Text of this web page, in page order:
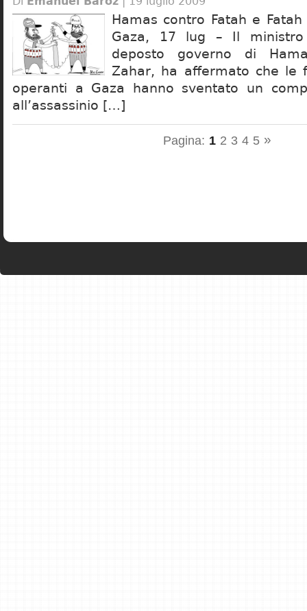
Hamas contro Fatah e
Gaza, 17 lug – Il
deposto governo di
Zahar, ha affermato che le
operanti a Gaza hanno sventato un
all’assassinio […]
Pagina: 1 2 3 4 5 »